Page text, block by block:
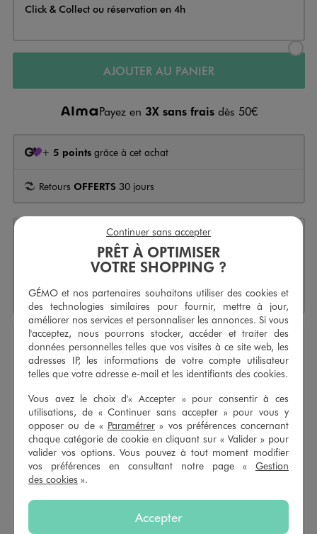
Click & Collect ou réservation en 4h
AJOUTER AU PANIER
Payez en 3X sans frais dès 50€
+ 5 points grâce à cet achat
Retours OFFERTS 30 jours
Les plus produit
Pinces crabes faciles à positionner
Lot de 3 pinces différentes
Pinces crabes pour les cheveux en forme de fleurs
(lot de 3)
Réf. :50082350
Apportez une touche glamour à vos coiffures avec ce
lot de 3
pinces crabes, aussi pratiques qu’élégantes. Il se compose de
deux petites pinces en forme de fleurs, idéales pour retenir de
fines mèches, ainsi que d’un modèle plus grand parfait pour
réaliser un chignon flou ou attacher les cheveux en un clin
d’œil. Faciles à utiliser, elles offrent un bon maintien tout en
sublimant la chevelure d’une note féminine et tendance. Des
indispensables pour créer des
coiffures pleines de charme, en quelques secondes.
PRÊT À OPTIMISER
VOTRE SHOPPING ?
GÉMO et nos partenaires souhaitons utiliser des cookies et
des technologies similaires pour fournir, mettre à jour,
améliorer nos services et personnaliser les annonces. Si vous
l'acceptez, nous pourrons stocker, accéder et traiter des
données personnelles telles que vos visites à ce site web, les
adresses IP, les informations de votre compte utilisateur
telles que votre adresse e-mail et les identifiants des cookies.
Vous avez le choix d'« Accepter » pour consentir à ces
utilisations, de « Continuer sans accepter » pour vous y
opposer ou de « Paramétrer » vos préférences concernant
chaque catégorie de cookie en cliquant sur « Valider » pour
valider vos options. Vous pouvez à tout moment modifier
vos préférences en consultant notre page « Gestion
des cookies ».
Accepter
Continuer sans accepter